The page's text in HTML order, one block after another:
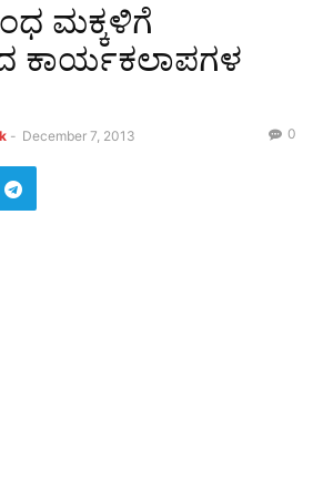
ಮಕ್ಕಳಿಗೆ
ಕಾರ್ಯಕಲಾಪಗಳ
- December 7, 2013 0